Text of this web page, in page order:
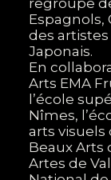
regroupe
Espagnols,
des
Japonais.
En
Arts EMA
l’école
Nîmes,
arts visuels
Beaux Arts
Artes de